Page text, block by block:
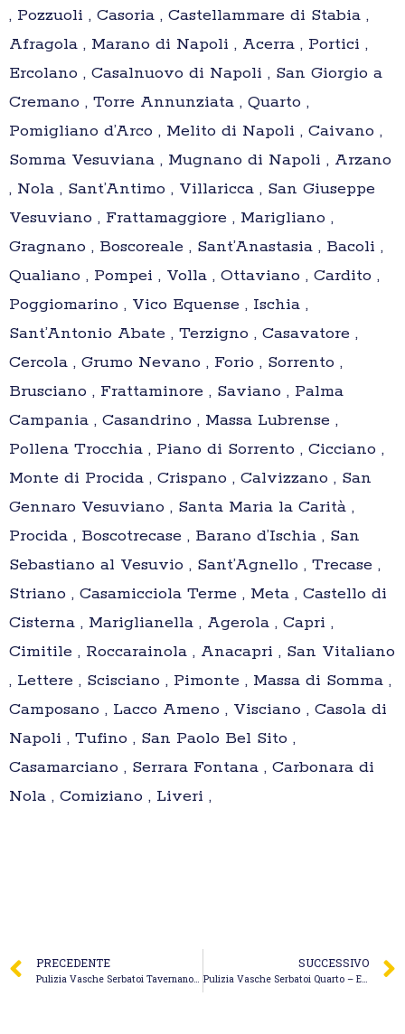
, Pozzuoli , Casoria , Castellammare di Stabia ,
Afragola , Marano di Napoli , Acerra , Portici ,
Ercolano , Casalnuovo di Napoli , San Giorgio a
Cremano , Torre Annunziata , Quarto ,
Pomigliano d’Arco , Melito di Napoli , Caivano ,
Somma Vesuviana , Mugnano di Napoli , Arzano
, Nola , Sant’Antimo , Villaricca , San Giuseppe
Vesuviano , Frattamaggiore , Marigliano ,
Gragnano , Boscoreale , Sant’Anastasia , Bacoli ,
Qualiano , Pompei , Volla , Ottaviano , Cardito ,
Poggiomarino , Vico Equense , Ischia ,
Sant’Antonio Abate , Terzigno , Casavatore ,
Cercola , Grumo Nevano , Forio , Sorrento ,
Brusciano , Frattaminore , Saviano , Palma
Campania , Casandrino , Massa Lubrense ,
Pollena Trocchia , Piano di Sorrento , Cicciano ,
Monte di Procida , Crispano , Calvizzano , San
Gennaro Vesuviano , Santa Maria la Carità ,
Procida , Boscotrecase , Barano d’Ischia , San
Sebastiano al Vesuvio , Sant’Agnello , Trecase ,
Striano , Casamicciola Terme , Meta , Castello di
Cisterna , Mariglianella , Agerola , Capri ,
Cimitile , Roccarainola , Anacapri , San Vitaliano
, Lettere , Scisciano , Pimonte , Massa di Somma ,
Camposano , Lacco Ameno , Visciano , Casola di
Napoli , Tufino , San Paolo Bel Sito ,
Casamarciano , Serrara Fontana , Carbonara di
Nola , Comiziano , Liveri ,
PRECEDENTE
Pulizia Vasche Serbatoi Tavernanova – S.M. Quagliariello Service
SUCCESSIVO
Pulizia Vasche Serbatoi Quarto – Espeko Spurgo Fogne